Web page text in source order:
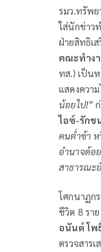
รมว.ทรัพ
ใส่นักข่าว
ฝ่ายสิทธิเ
คณะทำง
ทส.) เป็น
แสดงควา
น้อยไป!”
ไอซ์-รักช
คนตํ่าช้า
อำนาจด้อ
สาธารณะ
โศกนาฏก
ชีวิต 8 รา
อนันต์ โพ
ตรวจสาร